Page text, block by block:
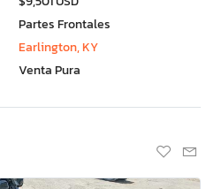
Partes Frontales
Earlington, KY
Venta Pura